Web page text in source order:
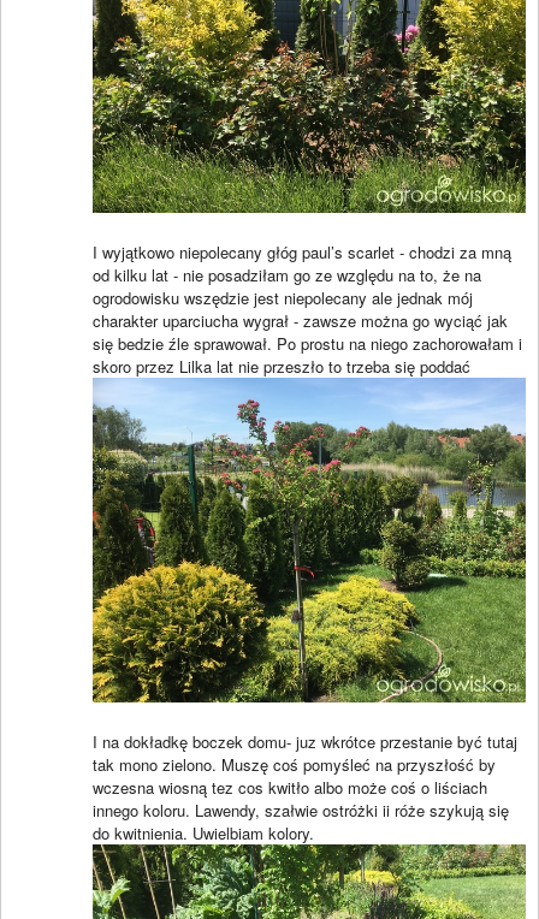
I wyjątkowo niepolecany głóg paul’s scarlet - chodzi za mną
od kilku lat - nie posadziłam go ze względu na to, że na
ogrodowisku wszędzie jest niepolecany ale jednak mój
charakter uparciucha wygrał - zawsze można go wyciąć jak
się bedzie źle sprawował. Po prostu na niego zachorowałam i
skoro przez Lilka lat nie przeszło to trzeba się poddać
I na dokładkę boczek domu- juz wkrótce przestanie być tutaj
tak mono zielono. Muszę coś pomyśleć na przyszłość by
wczesna wiosną tez cos kwitło albo może coś o liściach
innego koloru. Lawendy, szałwie ostróżki ii róże szykują się
do kwitnienia. Uwielbiam kolory.